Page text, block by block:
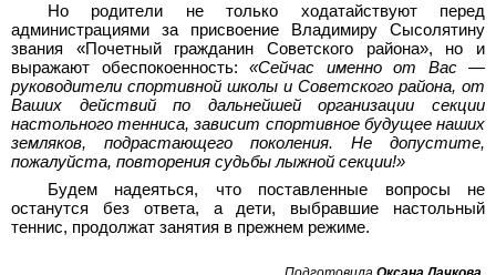
Но родители не только ходатайствуют перед
администрациями за присвоение Владимиру Сысолятину
звания «Почетный гражданин Советского района», но и
выражают обеспокоенность: «Сейчас именно от Вас —
руководители спортивной школы и Советского района, от
Ваших действий по дальнейшей организации секции
настольного тенниса, зависит спортивное будущее наших
земляков, подрастающего поколения. Не допустите,
пожалуйста, повторения судьбы лыжной секции!»
Будем надеяться, что поставленные вопросы не
останутся без ответа, а дети, выбравшие настольный
теннис, продолжат занятия в прежнем режиме.